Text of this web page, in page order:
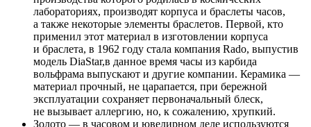
лабораториях, производят корпуса и браслеты часов,
а также некоторые элементы браслетов. Первой, кто
применил этот материал в изготовлении корпуса
и браслета, в 1962 году стала компания Rado, выпустив
модель DiaStar,в данное время часы из карбида
вольфрама выпускают и другие компании. Керамика —
материал прочный, не царапается, при бережной
эксплуатации сохраняет первоначальный блеск,
не вызывает аллергию, но, к сожалению, хрупкий.
Золото — в часовом и ювелирном деле используются